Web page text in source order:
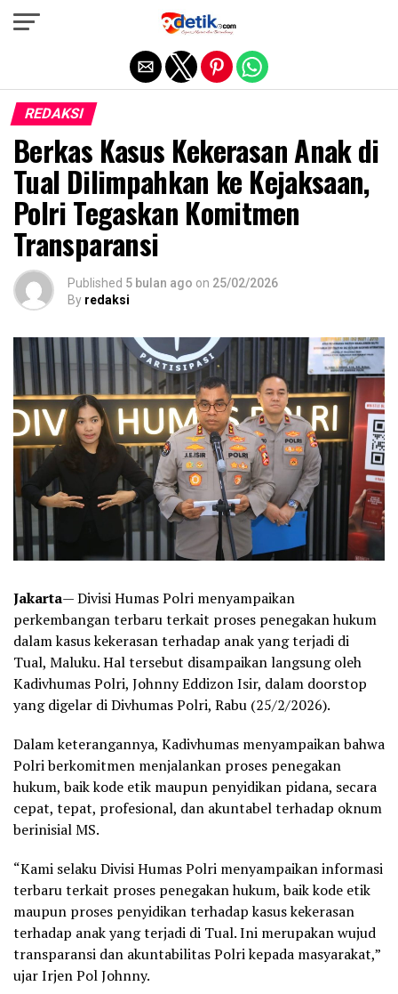
REDAKSI
Berkas Kasus Kekerasan Anak di
Tual Dilimpahkan ke Kejaksaan,
Polri Tegaskan Komitmen
Transparansi
Published 5 bulan ago on 25/02/2026
By redaksi
Jakarta— Divisi Humas Polri menyampaikan
perkembangan terbaru terkait proses penegakan hukum
dalam kasus kekerasan terhadap anak yang terjadi di
Tual, Maluku. Hal tersebut disampaikan langsung oleh
Kadivhumas Polri, Johnny Eddizon Isir, dalam doorstop
yang digelar di Divhumas Polri, Rabu (25/2/2026).
Dalam keterangannya, Kadivhumas menyampaikan bahwa
Polri berkomitmen menjalankan proses penegakan
hukum, baik kode etik maupun penyidikan pidana, secara
cepat, tepat, profesional, dan akuntabel terhadap oknum
berinisial MS.
“Kami selaku Divisi Humas Polri menyampaikan informasi
terbaru terkait proses penegakan hukum, baik kode etik
maupun proses penyidikan terhadap kasus kekerasan
terhadap anak yang terjadi di Tual. Ini merupakan wujud
transparansi dan akuntabilitas Polri kepada masyarakat,”
ujar Irjen Pol Johnny.
Exit mobile version